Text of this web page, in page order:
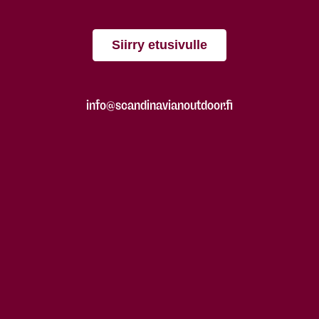
Siirry etusivulle
info@scandinavianoutdoor.fi